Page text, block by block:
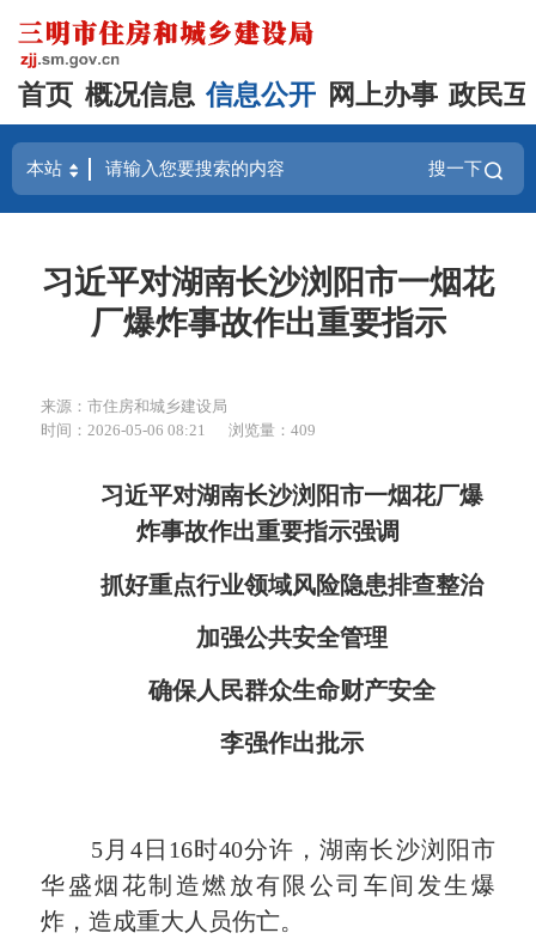
首页 概况信息 信息公开 网上办事 政民
搜一下
习近平对湖南长沙浏阳市一烟花
厂爆炸事故作出重要指示
来源：市住房和城乡建设局
时间：2026-05-06 08:21
浏览量：409
习近平对湖南长沙浏阳市一烟花厂爆
炸事故作出重要指示强调
抓好重点行业领域风险隐患排查整治
加强公共安全管理
确保人民群众生命财产安全
李强作出批示
5月4日16时40分许，湖南长沙浏阳市
华盛烟花制造燃放有限公司车间发生爆
炸，造成重大人员伤亡。